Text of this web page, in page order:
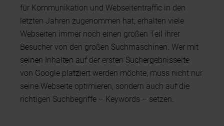
für Kommunikation und Webseitentraffic in den
letzten Jahren zugenommen hat, erhalten viele
Webseiten immer noch einen großen Teil ihrer
Besucher von den großen Suchmaschinen. Wer mit
seinen Inhalten auf der ersten Suchergebnisseite
von Google platziert werden möchte, muss nicht nur
seine Webseite optimieren, sondern auch auf die
richtigen Suchbegriffe – Keywords – setzen.